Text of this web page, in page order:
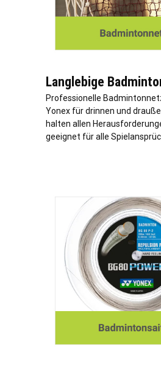
Langlebige
Professionelle
Yonex für drinnen und
halten allen
geeignet für alle